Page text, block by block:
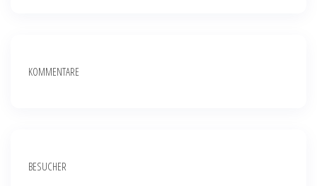
KOMMENTARE
BESUCHER